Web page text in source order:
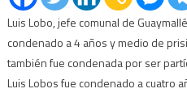
Luis Lobo, jefe comunal de
condenado a 4 años y medio de
también fue condenada por ser
Luis Lobos fue condenado a cuatro